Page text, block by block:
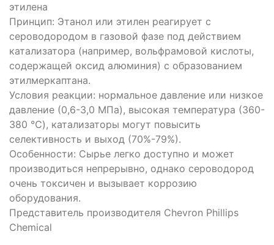
этилена
Принцип: Этанол или этилен реагирует с
сероводородом в газовой фазе под действием
катализатора (например, вольфрамовой кислоты,
содержащей оксид алюминия) с образованием
этилмеркаптана.
Условия реакции: нормальное давление или низкое
давление (0,6-3,0 МПа), высокая температура (360-
380 ℃), катализаторы могут повысить
селективность и выход (70%-79%).
Особенности: Сырье легко доступно и может
производиться непрерывно, однако сероводород
очень токсичен и вызывает коррозию
оборудования.
Представитель производителя Chevron Phillips
Chemical